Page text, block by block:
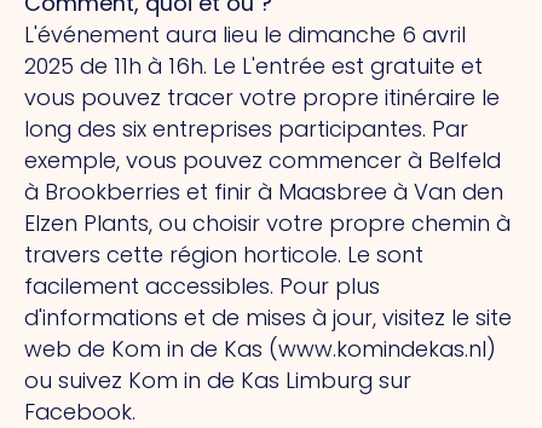
L'événement aura lieu le dimanche 6 avril
2025 de 11h à 16h. Le L'entrée est gratuite et
vous pouvez tracer votre propre itinéraire le
long des six entreprises participantes. Par
exemple, vous pouvez commencer à Belfeld
à Brookberries et finir à Maasbree à Van den
Elzen Plants, ou choisir votre propre chemin à
travers cette région horticole. Le sont
facilement accessibles. Pour plus
d'informations et de mises à jour, visitez le site
web de Kom in de Kas (www.komindekas.nl)
ou suivez Kom in de Kas Limburg sur
Facebook.